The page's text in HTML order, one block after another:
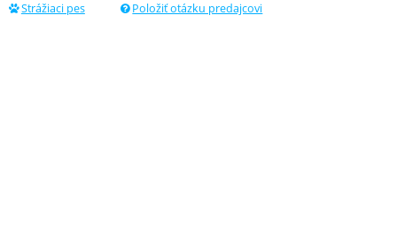
Strážiaci pes Položiť otázku predajcovi